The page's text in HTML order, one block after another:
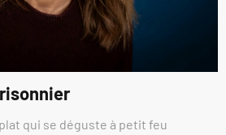
qui se déguste à petit feu